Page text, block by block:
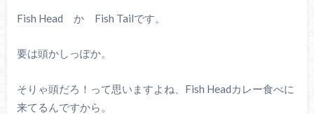
Fish Head か Fish Tailです。
要は頭かしっぽか。
そりゃ頭だろ！って思いますよね、Fish Headカレー食べに
来てるんですから。